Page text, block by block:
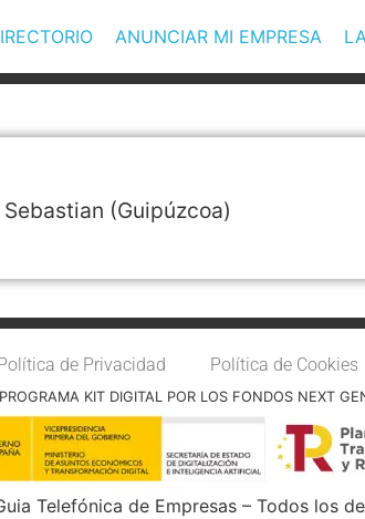
ANUNCIAR MI EMPRESA
(Guipúzcoa)
de Privacidad Política de Cookies
KIT DIGITAL POR LOS FONDOS NEXT
Telefónica de Empresas – Todos los